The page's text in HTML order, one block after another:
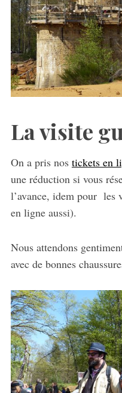
La visite
On a pris nos tickets en
une réduction si vous
l’avance, idem pour les
en ligne aussi).
Nous attendons
avec de bonnes